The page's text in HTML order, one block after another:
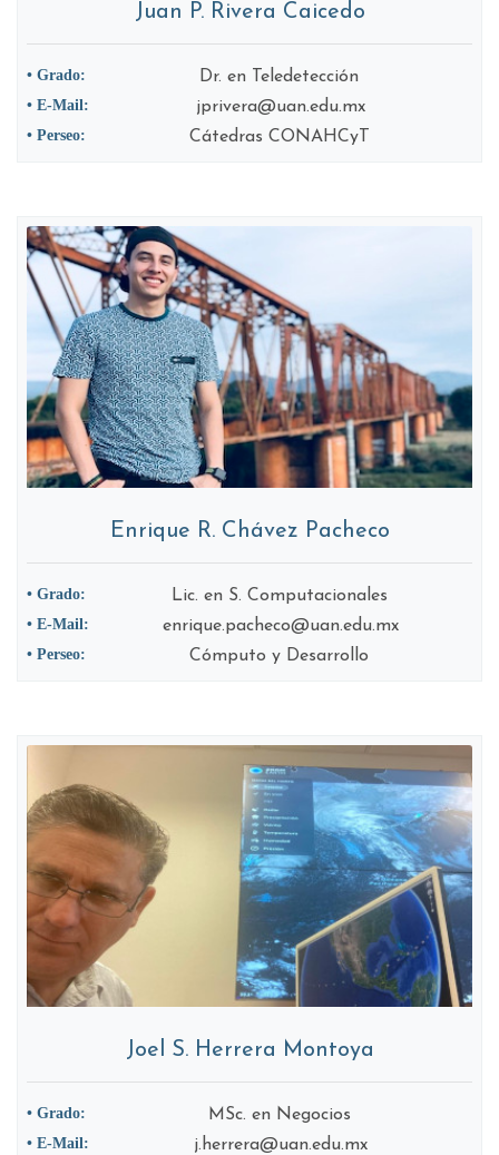
Juan P. Rivera Caicedo
• Grado: Dr. en Teledetección
• E-Mail: jprivera@uan.edu.mx
• Perseo: Cátedras CONAHCyT
Enrique R. Chávez Pacheco
• Grado: Lic. en S. Computacionales
• E-Mail: enrique.pacheco@uan.edu.mx
• Perseo: Cómputo y Desarrollo
Joel S. Herrera Montoya
• Grado: MSc. en Negocios
• E-Mail: j.herrera@uan.edu.mx